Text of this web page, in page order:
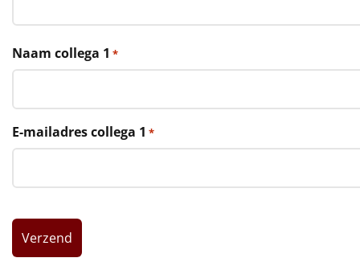
Rituals
Mannen
Leuke
Naam collega 1 *
E-mailadres collega 1 *